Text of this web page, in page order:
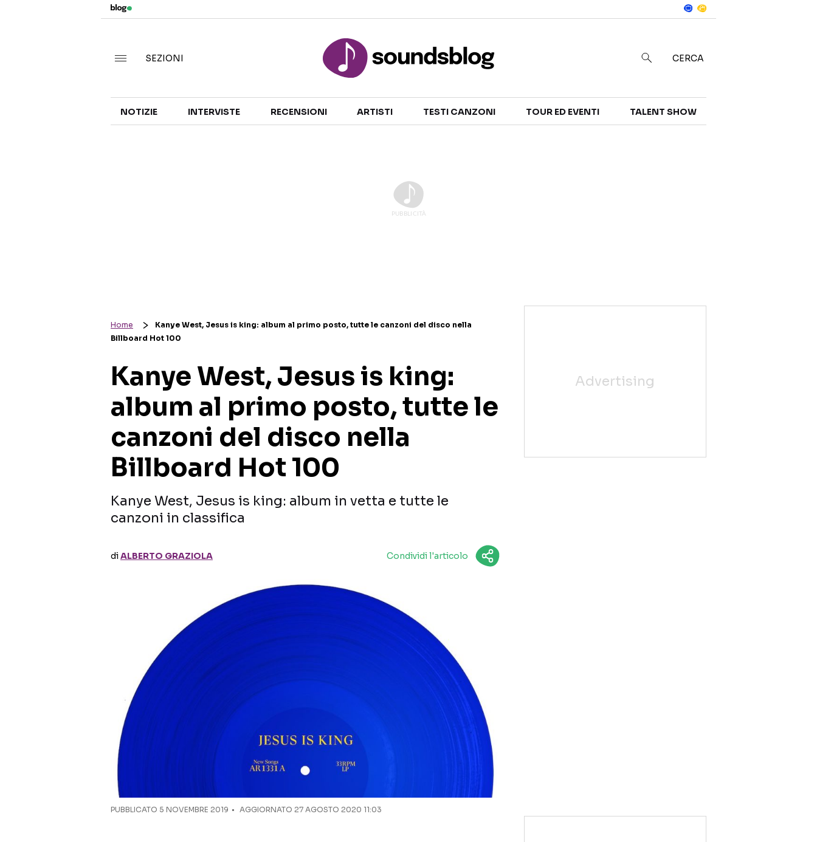
TALENT SHOW
SEZIONI CERCA
NOTIZIE INTERVISTE RECENSIONI ARTISTI TESTI CANZONI TOUR ED EVENTI TALENT SHOW
Home
Kanye West, Jesus is king: album al primo posto, tutte le canzoni del disco nella
Billboard Hot 100
Kanye West, Jesus is king:
album al primo posto, tutte le
canzoni del disco nella
Billboard Hot 100
Kanye West, Jesus is king: album in vetta e tutte le
canzoni in classifica
diALBERTO GRAZIOLA Condividi l'articolo
PUBBLICATO 5 NOVEMBRE 2019 AGGIORNATO 27 AGOSTO 2020 11:03